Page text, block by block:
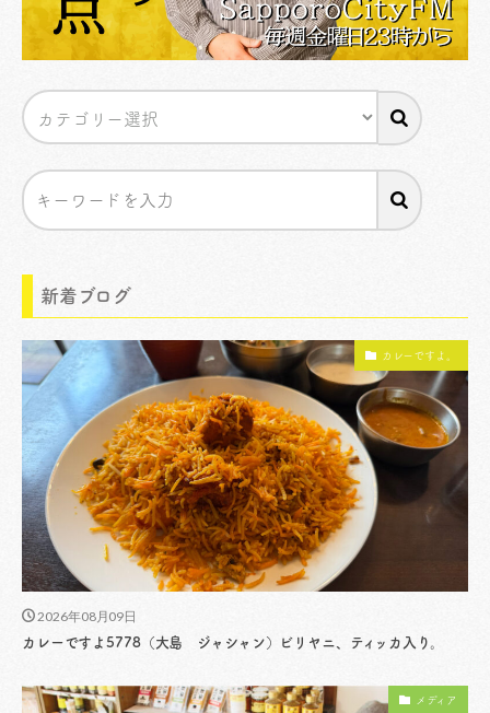
新着ブログ
カレーですよ。
2026年08月09日
カレーですよ5778（大島 ジャシャン）ビリヤニ、ティッカ入り。
メディア